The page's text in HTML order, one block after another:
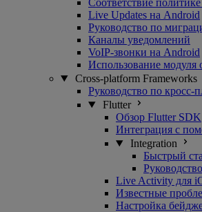
Соответствие
Live Updates на Android
Руководство по
Каналы уведомлений
VoIP-звонки на Android
Использование модуля
Cross-platform Frameworks
Руководство по
Flutter
Обзор Flutter SDK
Интеграция с
Integration
Быстрый
Live Activity для
Известные
Настройка